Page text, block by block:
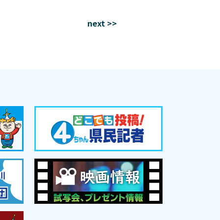
next >>